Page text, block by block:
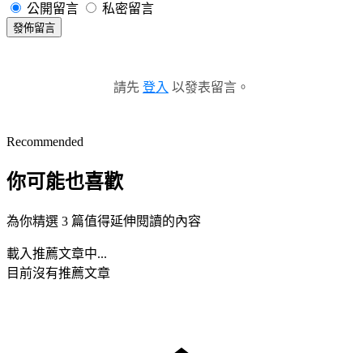
公開留言 私密留言
發佈留言
請先 登入 以發表留言。
Recommended
你可能也喜歡
為你精選 3 篇值得延伸閱讀的內容
載入推薦文章中...
目前沒有推薦文章